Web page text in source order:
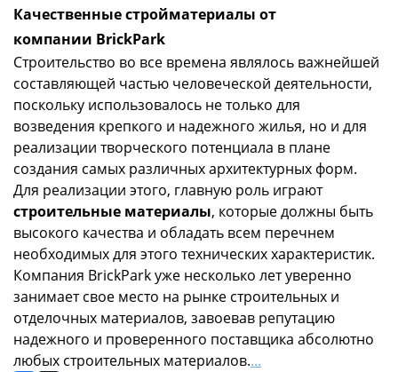
Качественные стройматериалы от
компании BrickPark
Строительство во все времена являлось важнейшей
составляющей частью человеческой деятельности,
поскольку использовалось не только для
возведения крепкого и надежного жилья, но и для
реализации творческого потенциала в плане
создания самых различных архитектурных форм.
Для реализации этого, главную роль играют
строительные материалы, которые должны быть
высокого качества и обладать всем перечнем
необходимых для этого технических характеристик.
Компания BrickPark уже несколько лет уверенно
занимает свое место на рынке строительных и
отделочных материалов, завоевав репутацию
надежного и проверенного поставщика абсолютно
любых строительных материалов....